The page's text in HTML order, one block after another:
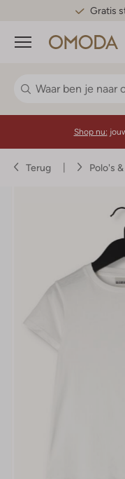
Gratis
Menu
Shop nu:
Terug Polo's